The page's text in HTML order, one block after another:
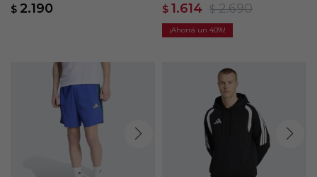
$ 2.190 $ 1.614 $ 2.690
40